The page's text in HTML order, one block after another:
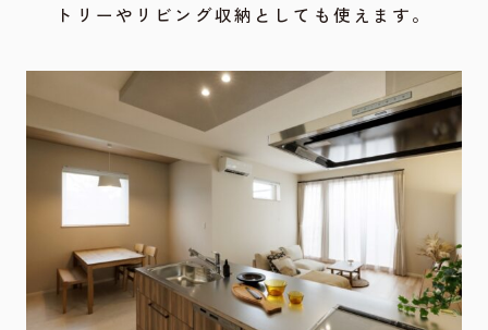
トリーやリビング収納としても使えます。